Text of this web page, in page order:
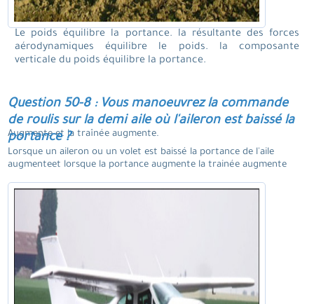
Le poids équilibre la portance. la résultante des forces
aérodynamiques équilibre le poids. la composante
verticale du poids équilibre la portance.
Question 50-8 : Vous manoeuvrez la commande
de roulis sur la demi aile où l'aileron est baissé la
portance ?
Augmente et la traînée augmente.
Lorsque un aileron ou un volet est baissé la portance de l'aile
augmenteet lorsque la portance augmente la trainée augmente